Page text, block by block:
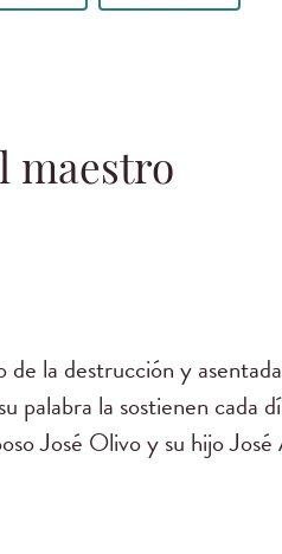
maestro
la destrucción y
palabra la sostienen cada
José Olivo y su hijo